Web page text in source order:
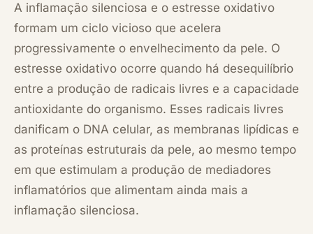
A inflamação silenciosa e o estresse oxidativo
formam um ciclo vicioso que acelera
progressivamente o envelhecimento da pele. O
estresse oxidativo ocorre quando há desequilíbrio
entre a produção de radicais livres e a capacidade
antioxidante do organismo. Esses radicais livres
danificam o DNA celular, as membranas lipídicas e
as proteínas estruturais da pele, ao mesmo tempo
em que estimulam a produção de mediadores
inflamatórios que alimentam ainda mais a
inflamação silenciosa.